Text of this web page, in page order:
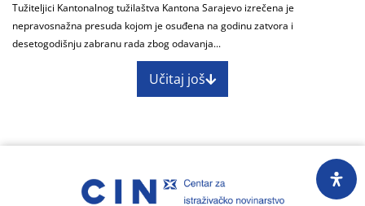
Tužiteljici Kantonalnog tužilaštva Kantona Sarajevo izrečena je
nepravosnažna presuda kojom je osuđena na godinu zatvora i
desetogodišnju zabranu rada zbog odavanja...
Učitaj još